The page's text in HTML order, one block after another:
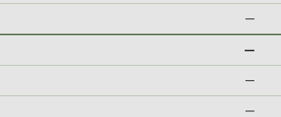
—
—
—
—